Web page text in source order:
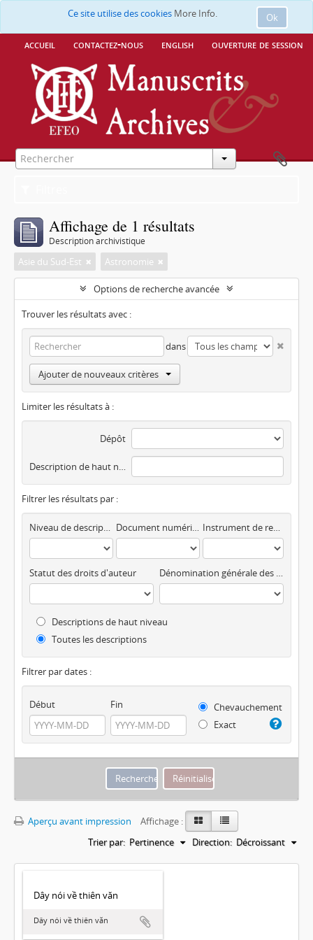
Ok
Ce site utilise des cookies More Info.
accueil contactez-nous english ouverture de session
Affichage de 1 résultats
Description archivistique
Asie du Sud-Est Astronomie
Options de recherche avancée
Trouver les résultats avec :
dans
Ajouter de nouveaux critères
Limiter les résultats à :
Dépôt
Description de haut niveau
Filtrer les résultats par :
Niveau de description Document numérisé disponible Instrument de recherche
Statut des droits d'auteur Dénomination générale des documents
Descriptions de haut niveau
Toutes les descriptions
Filtrer par dates :
Début Fin
Chevauchement
Exact
Aperçu avant impression
Affichage :
Trier par: Pertinence Direction: Décroissant
Dây nói về thiên văn
Dây nói về thiên văn